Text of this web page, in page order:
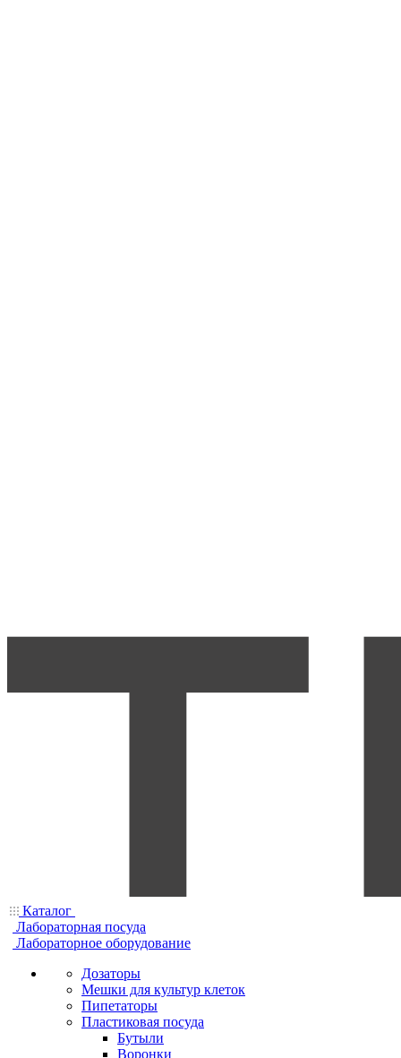
Каталог
Лабораторная посуда
Лабораторное оборудование
Дозаторы
Мешки для культур клеток
Пипетаторы
Пластиковая посуда
Бутыли
Воронки